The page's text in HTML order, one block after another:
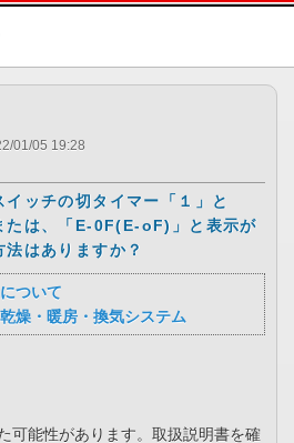
のページの本文へ
01/05 19:28
イッチの切タイマー「１」と
たは、「E-0F(E-oF)」と表示が
はありますか？
ついて
燥・暖房・換気システム
可能性があります。取扱説明書を確